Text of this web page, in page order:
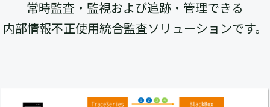
常時監査・監視および追跡・管理できる
内部情報不正使用統合監査ソリューションです。